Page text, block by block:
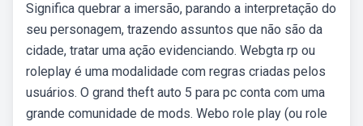
Significa quebrar a imersão, parando a interpretação do
seu personagem, trazendo assuntos que não são da
cidade, tratar uma ação evidenciando. Webgta rp ou
roleplay é uma modalidade com regras criadas pelos
usuários. O grand theft auto 5 para pc conta com uma
grande comunidade de mods. Webo role play (ou role